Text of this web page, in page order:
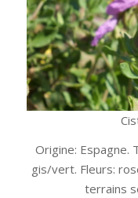
Origine: Espagne.
gis/vert. Fleurs:
terrains